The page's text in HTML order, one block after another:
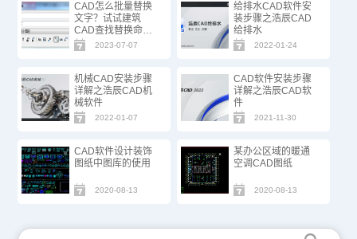
CAD怎么批量替换
文字？试试建筑
CAD查找替换命
令！
2023-07-07
给排水CAD软件安
装步骤之浩辰CAD
给排水
2022-01-24
机械CAD安装步骤
详解之浩辰CAD机
械软件
2022-01-07
CAD软件安装步骤
详解之浩辰CAD软
件
2021-11-30
CAD软件设计装饰
图纸中图库的使用
2020-08-13
某办公区域的暖通
空调CAD图纸
2020-08-13